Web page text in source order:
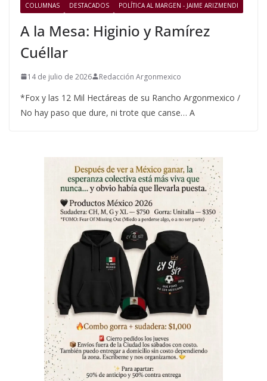
COLUMNAS DESTACADOS POLÍTICA AL MARGEN - JAIME ARIZMENDI
A la Mesa: Higinio y Ramírez
Cuéllar
14 de julio de 2026 Redacción Argonmexico
*Fox y las 12 Mil Hectáreas de su Rancho Argonmexico /
No hay paso que dure, ni trote que canse… A